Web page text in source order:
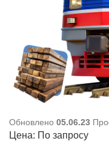
Обновлено 05.06.23
Цена: По запросу